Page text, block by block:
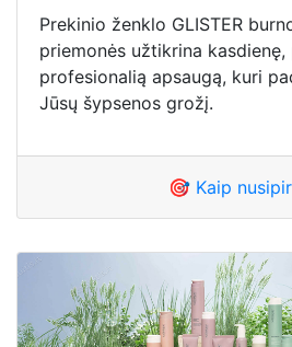
Prekinio ženklo GLISTER
priemonės užtikrina
profesionalią apsaugą, kuri
Jūsų šypsenos grožį.
🎯 Kaip